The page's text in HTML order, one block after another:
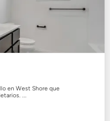
en West Shore que
...